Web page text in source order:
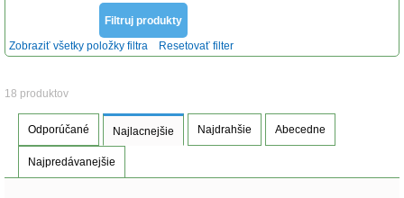
Zobraziť všetky položky filtra Resetovať filter
18 produktov
Odporúčané Najlacnejšie Najdrahšie Abecedne
Najpredávanejšie